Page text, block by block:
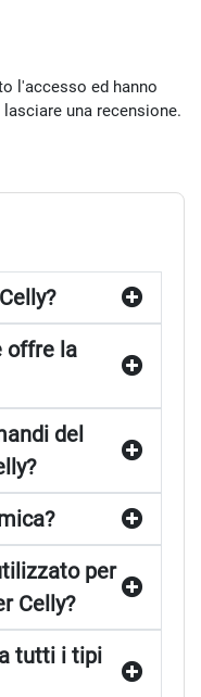
l'accesso ed hanno
una recensione.
offre la
del
per
Celly?
tutti i tipi